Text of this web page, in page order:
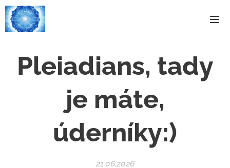
Pleiadians, tady
je máte,
úderníky:)
21.06.2026